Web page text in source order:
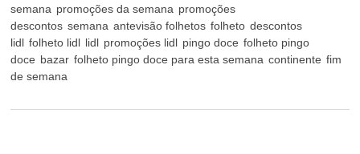
semana promoções da semana promoções
descontos semana antevisão folhetos folheto descontos
lidl folheto lidl lidl promoções lidl pingo doce folheto pingo
doce bazar folheto pingo doce para esta semana continente fim
de semana